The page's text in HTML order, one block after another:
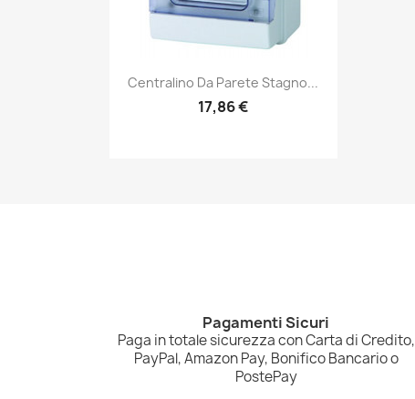
 Anteprima
Centralino Da Parete Stagno...
17,86 €
Pagamenti Sicuri
Paga in totale sicurezza con Carta di Credito,
PayPal, Amazon Pay, Bonifico Bancario o
PostePay